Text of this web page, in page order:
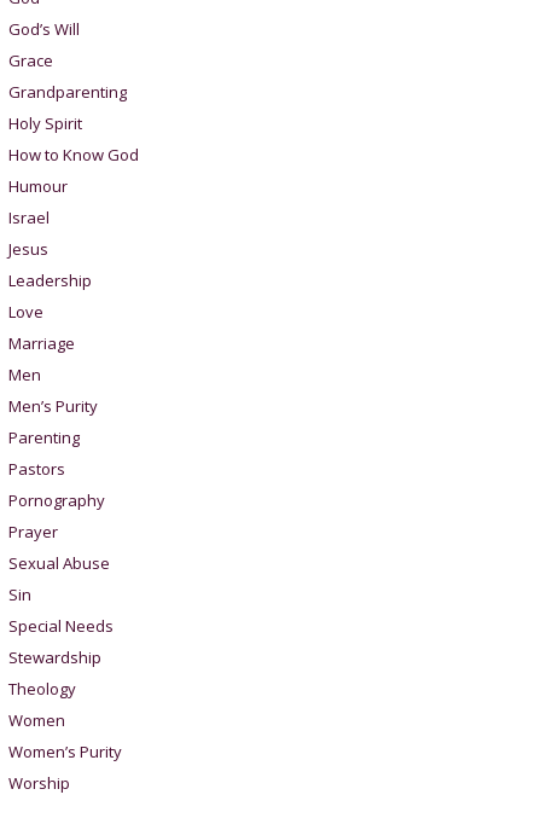
God’s Will
Grace
Grandparenting
Holy Spirit
How to Know God
Humour
Israel
Jesus
Leadership
Love
Marriage
Men
Men’s Purity
Parenting
Pastors
Pornography
Prayer
Sexual Abuse
Sin
Special Needs
Stewardship
Theology
Women
Women’s Purity
Worship